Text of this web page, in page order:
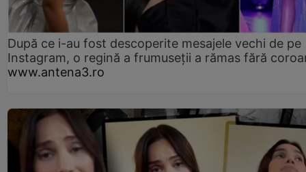
După ce i-au fost descoperite mesajele vechi de pe
Instagram, o regină a frumuseții a rămas fără
www.antena3.ro